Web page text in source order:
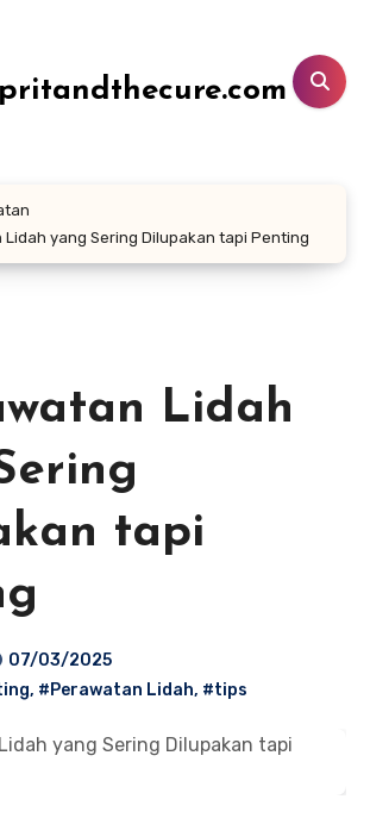
yang Sering Dilupakan tapi Penting
Lidah
tapi
07/03/2025
, #Perawatan Lidah, #tips